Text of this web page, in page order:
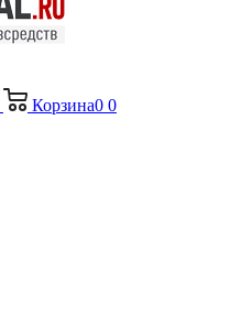
Корзина0 0